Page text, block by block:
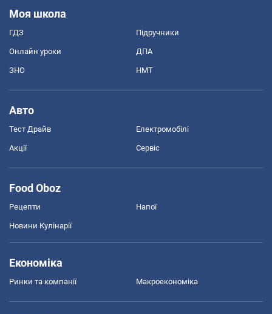
Моя школа
ГДЗ Підручники
Онлайн уроки ДПА
ЗНО НМТ
Авто
Тест Драйв Електромобілі
Акції Сервіс
Food Oboz
Рецепти Напої
Новини Кулінарії
Економіка
Ринки та компанії Макроекономіка